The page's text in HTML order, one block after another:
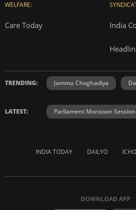
WELFARE:
Care Today India
TRENDING: Jammu Choghadiya
LATEST: Parliament Monsoon
INDIA TODAY DAILYO
DOWNLOAD APP